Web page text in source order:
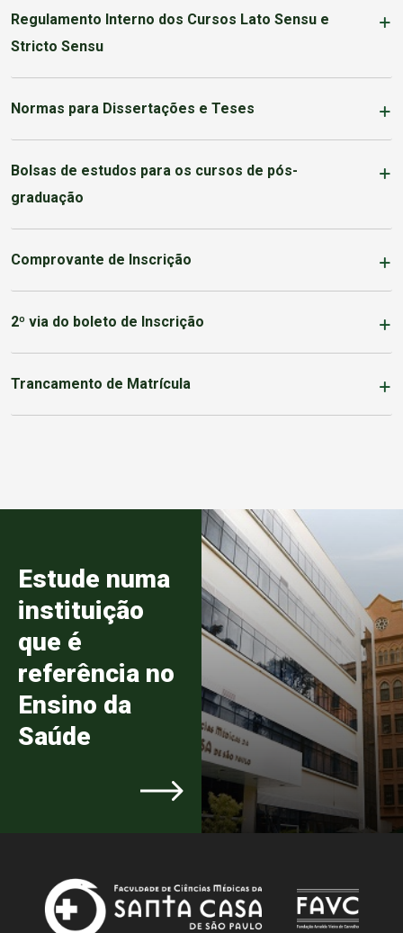
Regulamento Interno dos Cursos Lato Sensu e
Stricto Sensu
Normas para Dissertações e Teses
Bolsas de estudos para os cursos de pós-
graduação
Comprovante de Inscrição
2º via do boleto de Inscrição
Trancamento de Matrícula
Estude numa
instituição
que é
referência no
Ensino da
Saúde